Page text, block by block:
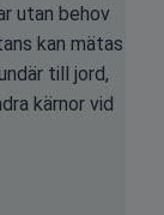
utan behov
kan mätas
till jord,
kärnor vid